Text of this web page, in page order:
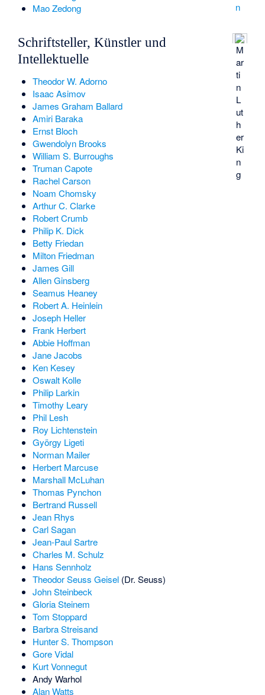
n
M
ar
ti
n
L
ut
h
er
Ki
n
g
Mao Zedong
Schriftsteller, Künstler und
Intellektuelle
Theodor W. Adorno
Isaac Asimov
James Graham Ballard
Amiri Baraka
Ernst Bloch
Gwendolyn Brooks
William S. Burroughs
Truman Capote
Rachel Carson
Noam Chomsky
Arthur C. Clarke
Robert Crumb
Philip K. Dick
Betty Friedan
Milton Friedman
James Gill
Allen Ginsberg
Seamus Heaney
Robert A. Heinlein
Joseph Heller
Frank Herbert
Abbie Hoffman
Jane Jacobs
Ken Kesey
Oswalt Kolle
Philip Larkin
Timothy Leary
Phil Lesh
Roy Lichtenstein
György Ligeti
Norman Mailer
Herbert Marcuse
Marshall McLuhan
Thomas Pynchon
Bertrand Russell
Jean Rhys
Carl Sagan
Jean-Paul Sartre
Charles M. Schulz
Hans Sennholz
Theodor Seuss Geisel(Dr. Seuss)
John Steinbeck
Gloria Steinem
Tom Stoppard
Barbra Streisand
Hunter S. Thompson
Gore Vidal
Kurt Vonnegut
Andy Warhol
Alan Watts